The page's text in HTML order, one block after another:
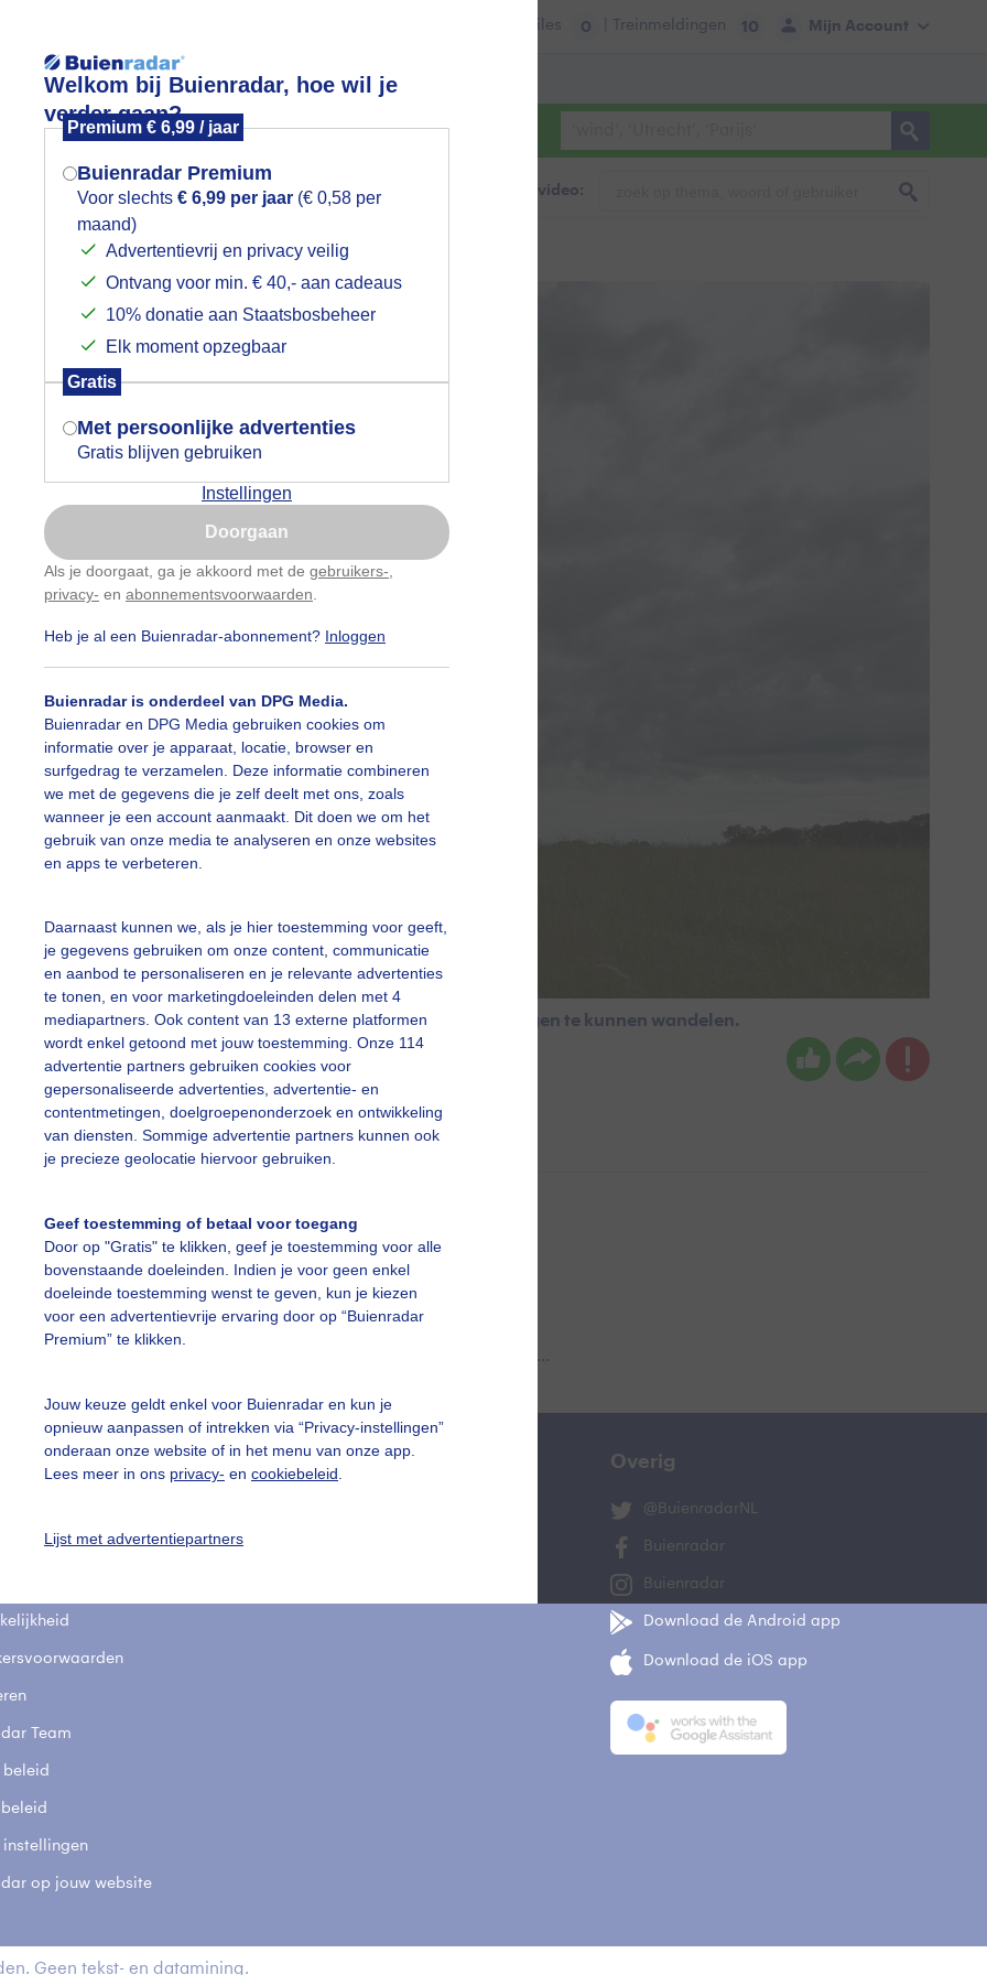
Welkom bij Buienradar, hoe wil je
verder gaan?
Premium € 6,99 / jaar
Buienradar Premium
Voor slechts € 6,99 per jaar (€ 0,58 per
maand)
Advertentievrij en privacy veilig
Ontvang voor min. € 40,- aan cadeaus
10% donatie aan Staatsbosbeheer
Elk moment opzegbaar
Gratis
Met persoonlijke advertenties
Gratis blijven gebruiken
Instellingen
Doorgaan
Als je doorgaat, ga je akkoord met de gebruikers-
privacy- en abonnementsvoorwaarden
Heb je al een Buienradar-abonnement? Inloggen
Buienradar is onderdeel van DPG Media.
Buienradar en DPG Media gebruiken cookies om
informatie over je apparaat, locatie, browser en
surfgedrag te verzamelen. Deze informatie combineren
we met de gegevens die je zelf deelt met ons, zoals
wanneer je een account aanmaakt. Dit doen we om het
gebruik van onze media te analyseren en onze websites
en apps te verbeteren.
Daarnaast kunnen we, als je hier toestemming voor geeft,
je gegevens gebruiken om onze content, communicatie
en aanbod te personaliseren en je relevante advertenties
te tonen, en voor marketingdoeleinden delen met 4
mediapartners. Ook content van 13 externe platformen
wordt enkel getoond met jouw toestemming. Onze 114
advertentie partners gebruiken cookies voor
gepersonaliseerde advertenties, advertentie- en
contentmetingen, doelgroepenonderzoek en ontwikkeling
van diensten. Sommige advertentie partners kunnen ook
je precieze geolocatie hiervoor gebruiken.
Geef toestemming of betaal voor toegang
Door op "Gratis" te klikken, geef je toestemming voor alle
bovenstaande doeleinden. Indien je voor geen enkel
doeleinde toestemming wenst te geven, kun je kiezen
voor een advertentievrije ervaring door op “Buienradar
Premium” te klikken.
Jouw keuze geldt enkel voor Buienradar en kun je
opnieuw aanpassen of intrekken via “Privacy-instellingen”
onderaan onze website of in het menu van onze app.
Lees meer in ons privacy- en cookiebeleid
Lijst met advertentiepartners
Mijn Account
Files 0 | Treinmeldingen 10
Lees meer.
Foto en video Weerzine
Zoeken in foto & video:
op komst
was warm en benauwd, maar toch fijn om nog even voor de regen te kunnen wandelen.
Mieke Gemaakt: 02-06-2026, 38x bekeken
vragen
Team
beleid
instellingen
op jouw website
Mijn weer Overig
@BuienradarNL
Buienradar
Buienradar
Download de Android app
Download de iOS app
Geen tekst- en datamining.
Mogen we je locatie gebruiken voor
het weer?
Indien je hier nog geen akkoord op hebt
gegeven, verschijnt er zo een pop-up uit
je browser waarin deze toestemming
gevraagd wordt.
Is goed, toon de popup
Nu niet, misschien later
Gebruik je Safari en wil je niet elke dag deze pop-up
Klikhierom dit aan te passen